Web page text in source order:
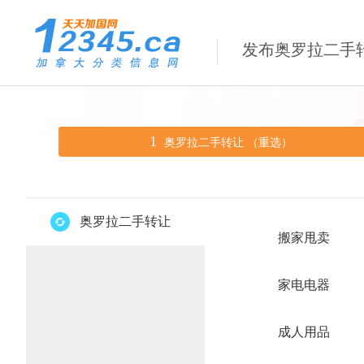
发布奥罗拉二手
1 奥罗拉二手转让 （重选）
奥罗拉二手转让
搬家甩卖
家电电器
成人用品